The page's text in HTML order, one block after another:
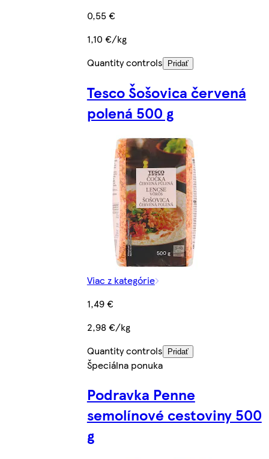
0,55 €
1,10 €/kg
Quantity controls
Pridať
Tesco Šošovica červená
polená 500 g
Viac z kategórie
1,49 €
2,98 €/kg
Quantity controls
Pridať
Špeciálna ponuka
Podravka Penne
semolínové cestoviny 500
g